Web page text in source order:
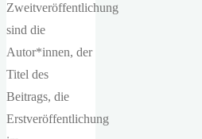
Zweitveröffentlichung
sind die
Autor*innen, der
Titel des
Beitrags, die
Erstveröffentlichung